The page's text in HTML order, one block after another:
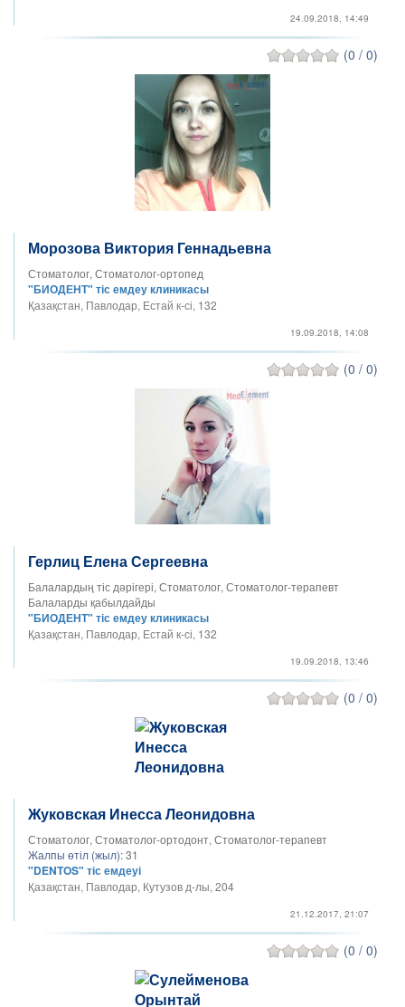
24.09.2018, 14:49
(0 / 0)
Морозова Виктория Геннадьевна
Стоматолог, Стоматолог-ортопед
"БИОДЕНТ" тіс емдеу клиникасы
Қазақстан, Павлодар, Естай к-сі, 132
19.09.2018, 14:08
(0 / 0)
Герлиц Елена Сергеевна
Балалардың тіс дәрігері, Стоматолог, Стоматолог-терапевт
Балаларды қабылдайды
"БИОДЕНТ" тіс емдеу клиникасы
Қазақстан, Павлодар, Естай к-сі, 132
19.09.2018, 13:46
(0 / 0)
Жуковская Инесса Леонидовна
Стоматолог, Стоматолог-ортодонт, Стоматолог-терапевт
Жалпы өтіл (жыл):31
"DENTOS" тіс емдеуі
Қазақстан, Павлодар, Кутузов д-лы, 204
21.12.2017, 21:07
(0 / 0)